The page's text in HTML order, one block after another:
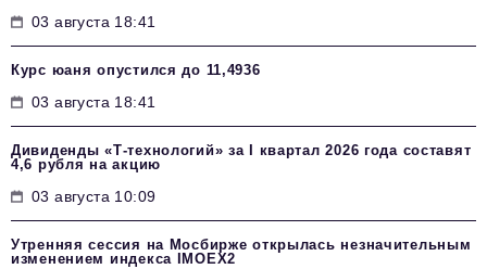
03 августа 18:41
Курс юаня опустился до 11,4936
03 августа 18:41
Дивиденды «Т-технологий» за I квартал 2026 года составят
4,6 рубля на акцию
03 августа 10:09
Утренняя сессия на Мосбирже открылась незначительным
изменением индекса IMOEX2